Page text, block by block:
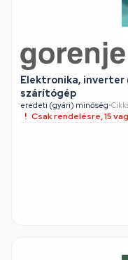
Elektronika, inverter
szárítógép
eredeti (gyári) minőség•
Csak rendelésre, 15